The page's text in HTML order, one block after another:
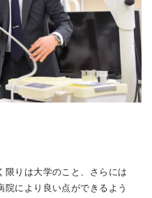
限りは大学のこと、さらには
により良い点ができるよう